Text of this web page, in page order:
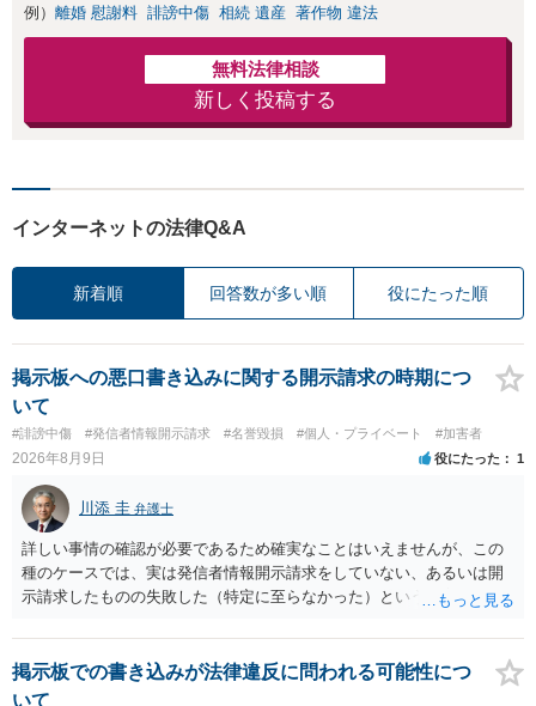
例） 離婚 慰謝料 誹謗中傷 相続 遺産 著作物 違法
無料法律相談
新しく投稿する
インターネットの法律Q&A
新着順 回答数が多い順 役にたった順
掲示板への悪口書き込みに関する開示請求の時期につ
いて
#誹謗中傷 #発信者情報開示請求 #名誉毀損 #個人・プライベート #加害者
2026年8月9日 役にたった 1
川添 圭 弁護士
詳しい事情の確認が必要であるため確実なことはいえませんが、この
種のケースでは、実は発信者情報開示請求をしていない、あるいは開
示請求したものの失敗した（特定に至らなかった）という事案が比較
な投稿をする場合にはなおさら）。
掲示板での書き込みが法律違反に問われる可能性につ
いて